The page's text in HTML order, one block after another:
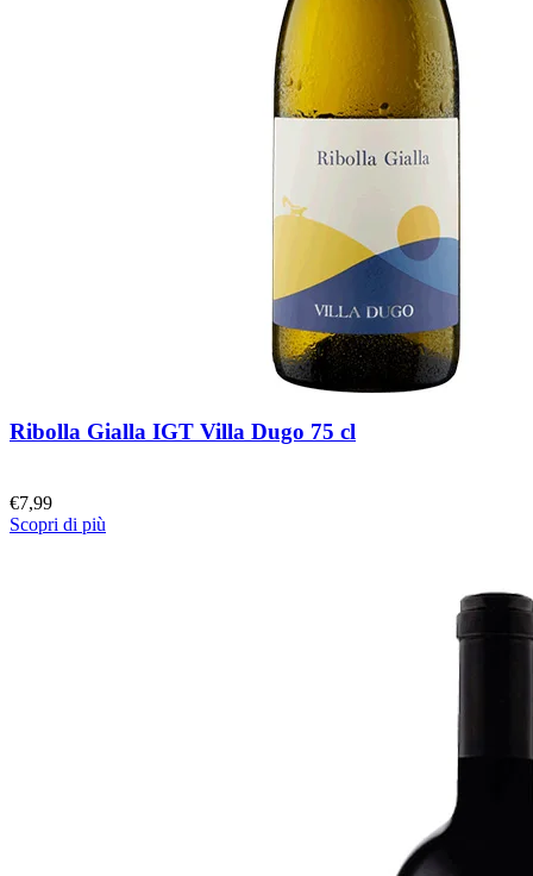
Ribolla Gialla IGT Villa Dugo 75 cl
€7,99
Scopri di più